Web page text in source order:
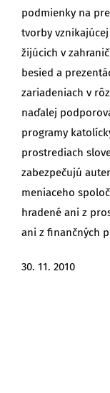
podmienky na
tvorby
žijúcich v
besied a
zariadeniach v
naďalej
programy
prostrediach
zabezpečujú
meniaceho
hradené ani z
ani z finančných
30. 11. 2010